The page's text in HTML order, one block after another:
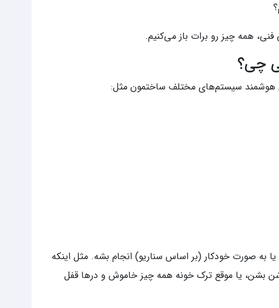
همه چیز رو برات باز می‌کنیم.
چی؟
هوشمند سیستم‌های مختلف ساختمون مثل:
یا به صورت خودکار (بر اساس سناریو) انجام بشه. مثل اینکه
بشن، یا موقع ترک خونه همه چیز خاموش و درها قفل